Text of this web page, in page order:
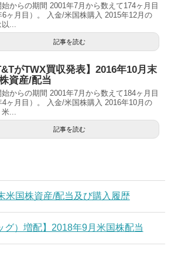
からの期間 2001年7月から数えて174ヶ月目
6ヶ月目）。 入金/米国株購入 2015年12月の
...
記事を読む
がTWX買収発表】2016年10月末
資産/配当
からの期間 2001年7月から数えて184ヶ月目
4ヶ月目）。 入金/米国株購入 2016年10月の
...
記事を読む
米国株資産/配当及び購入履歴
グ）増配】2018年9月米国株配当